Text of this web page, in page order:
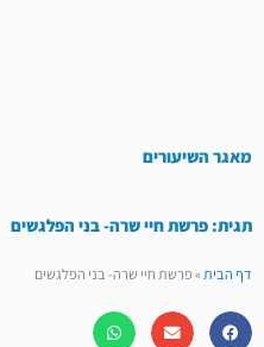
מאגר השיעורים
תגית: פרשת חיי שרה- בני הפלגשים
דף הבית»פרשת חיי שרה- בני הפלגשים